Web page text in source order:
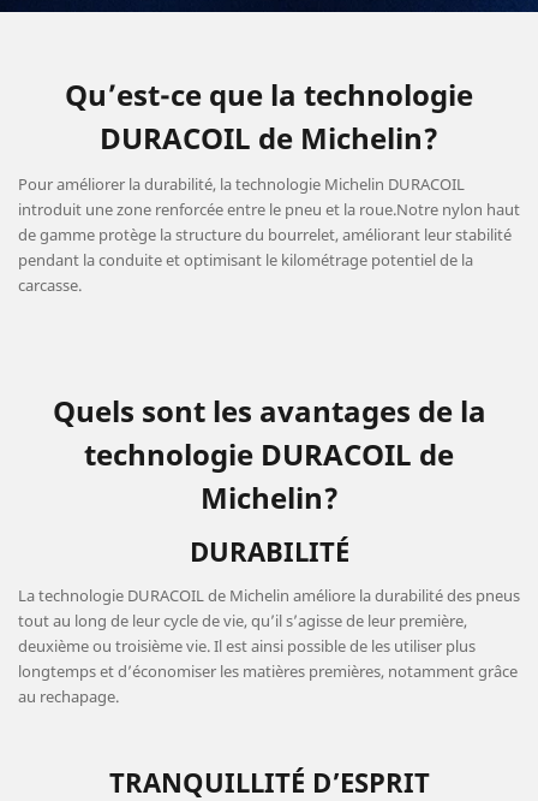
Qu’est-ce que la technologie
DURACOIL de Michelin?
Pour améliorer la durabilité, la technologie Michelin DURACOIL
introduit une zone renforcée entre le pneu et la roue.Notre nylon haut
de gamme protège la structure du bourrelet, améliorant leur stabilité
pendant la conduite et optimisant le kilométrage potentiel de la
carcasse.
Quels sont les avantages de la
technologie DURACOIL de
Michelin?
DURABILITÉ
La technologie DURACOIL de Michelin améliore la durabilité des pneus
tout au long de leur cycle de vie, qu’il s’agisse de leur première,
deuxième ou troisième vie. Il est ainsi possible de les utiliser plus
longtemps et d’économiser les matières premières, notamment grâce
au rechapage.
TRANQUILLITÉ D’ESPRIT